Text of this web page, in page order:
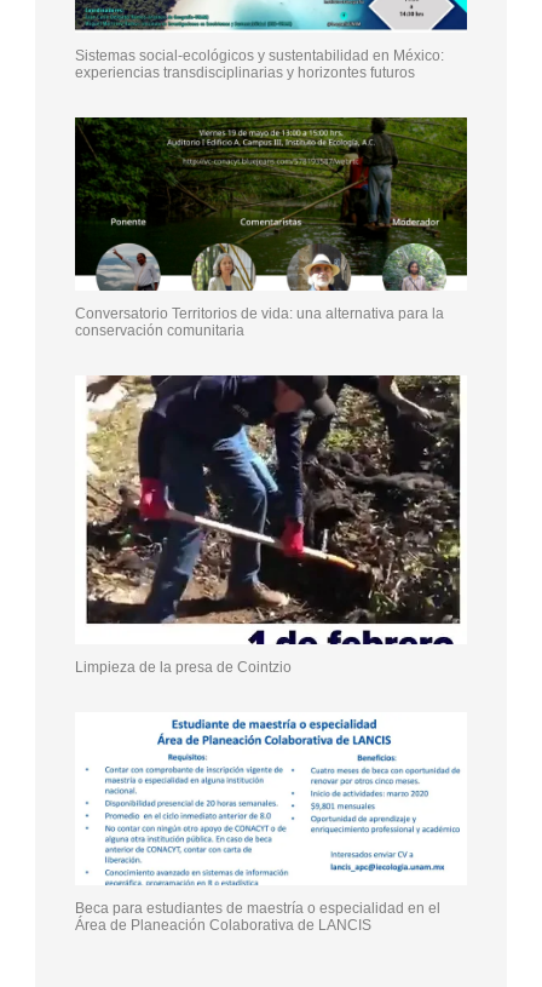
Sistemas social-ecológicos y sustentabilidad en México:
experiencias transdisciplinarias y horizontes futuros
Conversatorio Territorios de vida: una alternativa para la
conservación comunitaria
Limpieza de la presa de Cointzio
Beca para estudiantes de maestría o especialidad en el
Área de Planeación Colaborativa de LANCIS